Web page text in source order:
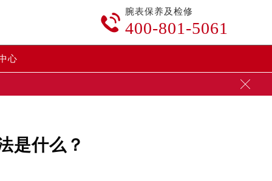

腕表保养及检修
400-801-5061
心

是什么？